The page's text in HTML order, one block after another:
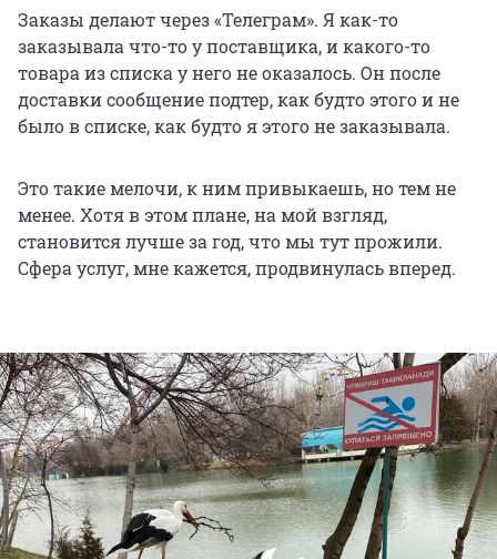
Заказы делают через «Телеграм». Я как-то
заказывала что-то у поставщика, и какого-то
товара из списка у него не оказалось. Он после
доставки сообщение подтер, как будто этого и не
было в списке, как будто я этого не заказывала.
Это такие мелочи, к ним привыкаешь, но тем не
менее. Хотя в этом плане, на мой взгляд,
становится лучше за год, что мы тут прожили.
Сфера услуг, мне кажется, продвинулась вперед.